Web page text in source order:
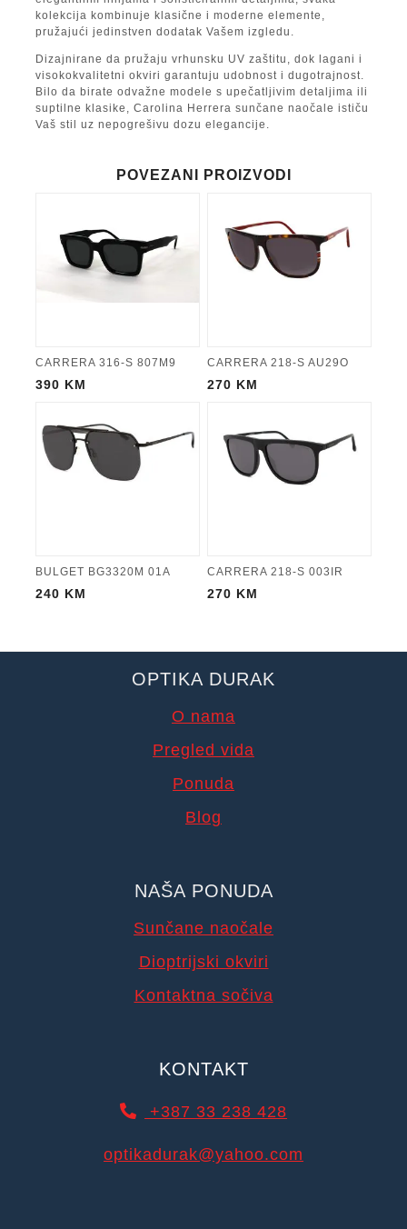
kolekcija kombinuje klasične i moderne elemente,
pružajući jedinstven dodatak Vašem izgledu.
Dizajnirane da pružaju vrhunsku UV zaštitu, dok lagani i
visokokvalitetni okviri garantuju udobnost i dugotrajnost.
Bilo da birate odvažne modele s upečatljivim detaljima ili
suptilne klasike, Carolina Herrera sunčane naočale ističu
Vaš stil uz nepogrešivu dozu elegancije.
POVEZANI PROIZVODI
CARRERA 316-S 807M9
390 KM
CARRERA 218-S AU29O
270 KM
BULGET BG3320M 01A
240 KM
CARRERA 218-S 003IR
270 KM
OPTIKA DURAK
O nama
Pregled vida
Ponuda
Blog
NAŠA PONUDA
Sunčane naočale
Dioptrijski okviri
Kontaktna sočiva
KONTAKT
+387 33 238 428
optikadurak@yahoo.com